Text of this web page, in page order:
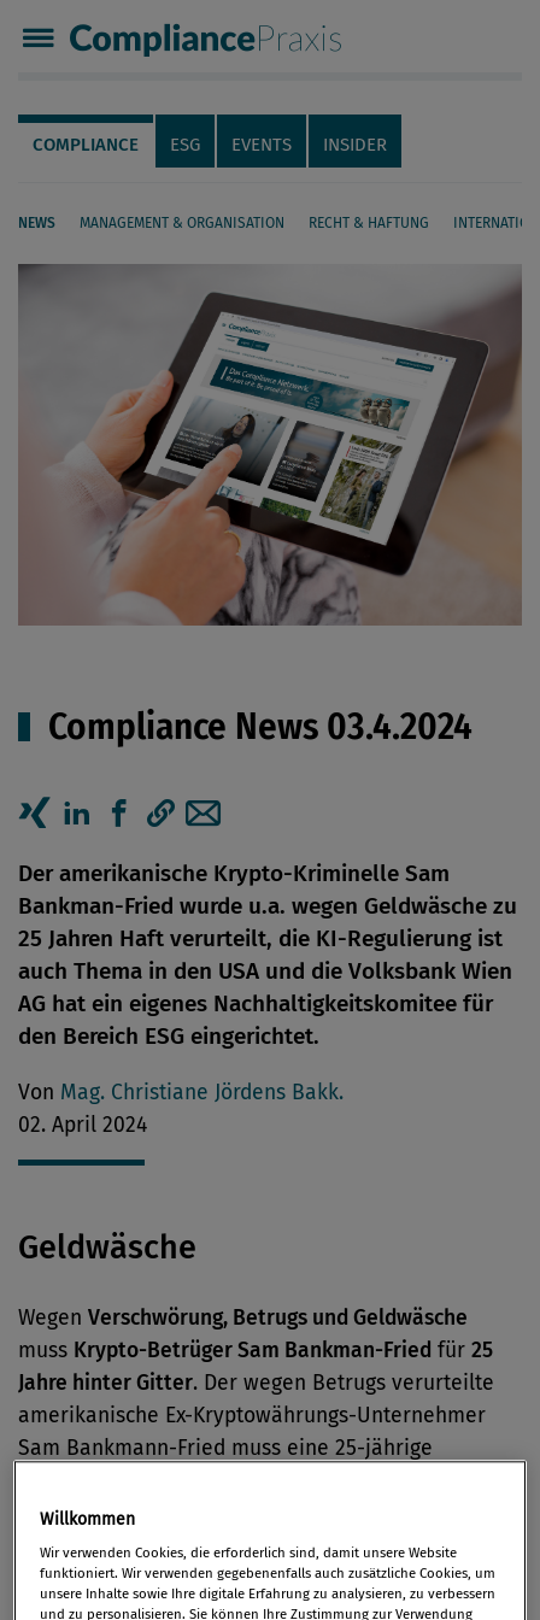
Compliance Praxis
Servicenavigation
Navigation
COMPLIANCE ESG EVENTS INSIDER
NEWS MANAGEMENT & ORGANISATION RECHT & HAFTUNG
Compliance News 03.4.2024
Der amerikanische Krypto-Kriminelle Sam
Bankman-Fried wurde u.a. wegen Geldwäsche zu
25 Jahren Haft verurteilt, die KI-Regulierung ist
auch Thema in den USA und die Volksbank Wien
AG hat ein eigenes Nachhaltigkeitskomitee für
den Bereich ESG eingerichtet.
Von Mag. Christiane Jördens Bakk.
02. April 2024
Geldwäsche
Wegen Verschwörung, Betrugs und Geldwäsche
muss Krypto-Betrüger Sam Bankman-Fried für 25
Jahre hinter Gitter. Der wegen Betrugs verurteilte
amerikanische Ex-Kryptowährungs-Unternehmer
Sam Bankmann-Fried muss eine 25-jährige
Kaplan hatte vergangenen Donnerstag seine
Entscheidung bekannt gegeben. Die Anwälte des 32-
jährigen Gründers derDigitalgeld-Börse FTXprüfen
indes bereits seit der Verurteilung im November
Willkommen
Wir verwenden Cookies, die erforderlich sind, damit unsere Website
funktioniert. Wir verwenden gegebenenfalls auch zusätzliche Cookies, um
unsere Inhalte sowie Ihre digitale Erfahrung zu analysieren, zu verbessern
und zu personalisieren. Sie können Ihre Zustimmung zur Verwendung